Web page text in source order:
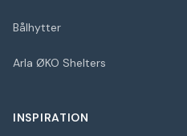
Bålhytter
Arla ØKO Shelters
INSPIRATION